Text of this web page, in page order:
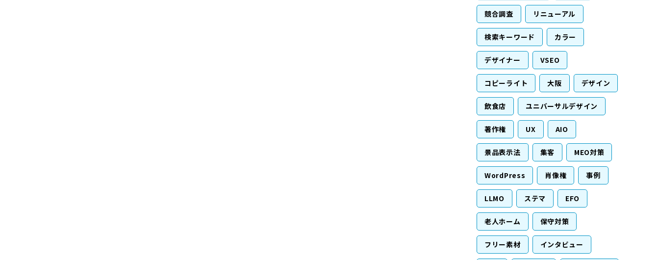
競合調査 リニューアル
検索キーワード カラー
デザイナー VSEO
コピーライト 大阪 デザイン
飲食店 ユニバーサルデザイン
著作権 UX AIO
景品表示法 集客 MEO対策
WordPress 肖像権 事例
LLMO ステマ EFO
老人ホーム 保守対策
フリー素材 インタビュー